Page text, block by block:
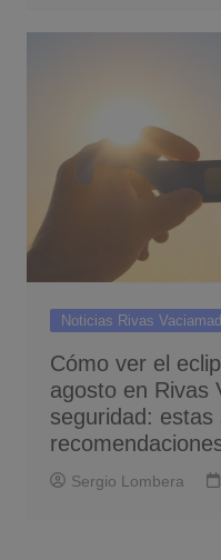
Noticias Rivas
Cómo ver el
agosto en Rivas
seguridad: estas
Sergio Lombera